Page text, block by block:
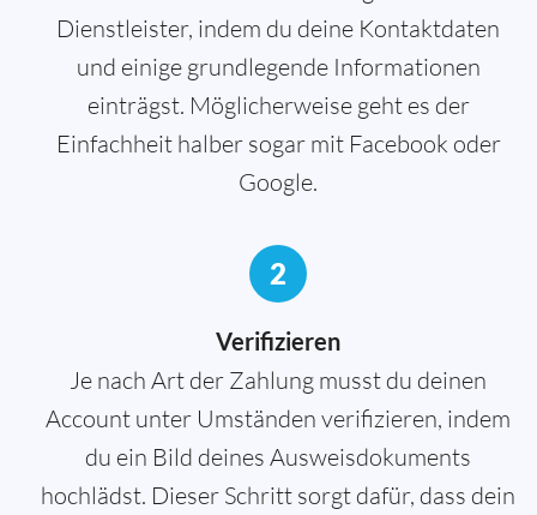
Dienstleister, indem du deine Kontaktdaten
und einige grundlegende Informationen
einträgst. Möglicherweise geht es der
Einfachheit halber sogar mit Facebook oder
Google.
2
Verifizieren
Je nach Art der Zahlung musst du deinen
Account unter Umständen verifizieren, indem
du ein Bild deines Ausweisdokuments
hochlädst. Dieser Schritt sorgt dafür, dass dein